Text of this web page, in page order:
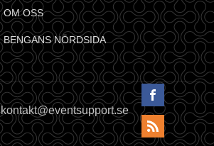
OM OSS
BENGANS NÖRDSIDA
kontakt@eventsupport.se